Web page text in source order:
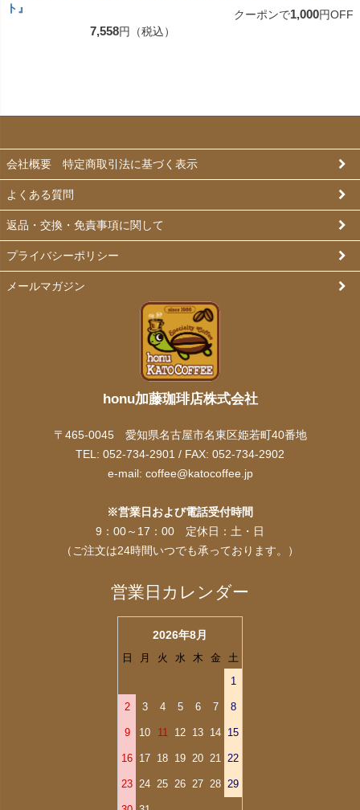
ト』
7,558円（税込）
クーポンで1,000円OFF
honu加藤珈琲店株式会社
〒465-0045 愛知県名古屋市名東区姫若町40番地
TEL: 052-734-2901 / FAX: 052-734-2902
e-mail: coffee@katocoffee.jp
※営業日および電話受付時間
9：00～17：00 定休日：土・日
（ご注文は24時間いつでも承っております。）
営業日カレンダー
2026年8月
日 月 火 水 木 金
土
1
2 3 4 5 6 7 8
9 10 11 12 13 14 15
16 17 18 19 20 21 22
23 24 25 26 27 28 29
会社概要 特定商取引法に基づく表示
よくある質問
返品・交換・免責事項に関して
プライバシーポリシー
メールマガジン